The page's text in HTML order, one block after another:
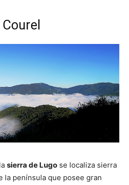
sierra de Lugo se localiza sierra
la península que posee gran